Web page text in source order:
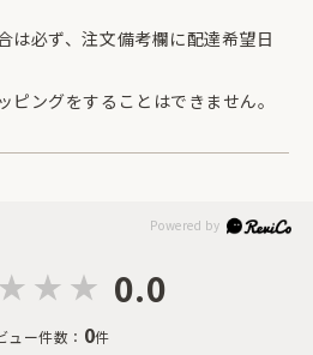
は必ず、注文備考欄に配達希望日
ピングをすることはできません。
0.0
ュー件数： 0件